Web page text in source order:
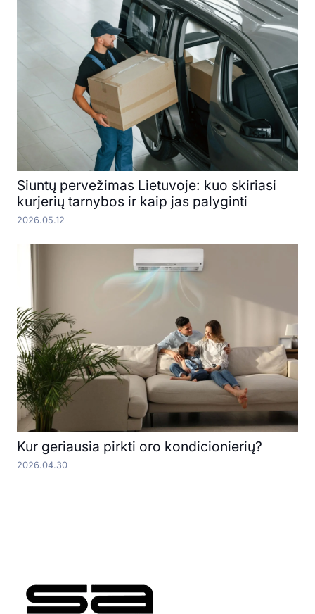
Siuntų pervežimas Lietuvoje: kuo skiriasi
kurjerių tarnybos ir kaip jas palyginti
2026.05.12
Kur geriausia pirkti oro kondicionierių?
2026.04.30